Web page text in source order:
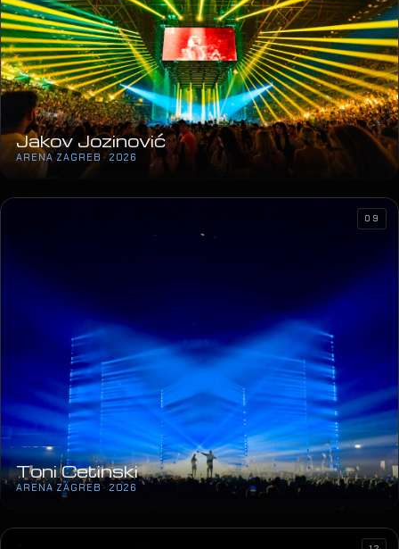
Jakov Jozinović
ARENA ZAGREB · 2026
Toni Cetinski
ARENA ZAGREB · 2026
09